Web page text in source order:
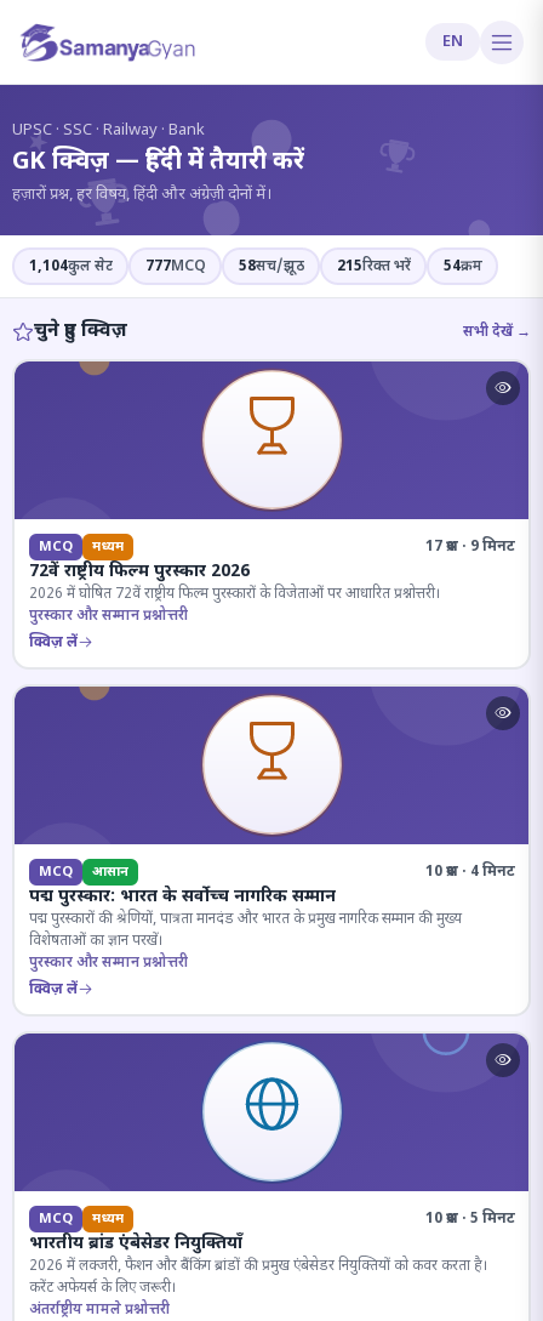
EN
?
UPSC · SSC · Railway · Bank
GK क्विज़ — हिंदी में तैयारी करें
हज़ारों प्रश्न, हर विषय, हिंदी और अंग्रेज़ी दोनों में।
1,104कुल सेट 777MCQ 58सच/झूठ 215रिक्त भरें 54क्रम
चुने हुए क्विज़ सभी देखें →
MCQ मध्यम 17 प्रश्न · 9 मिनट
72वें राष्ट्रीय फिल्म पुरस्कार 2026
2026 में घोषित 72वें राष्ट्रीय फिल्म पुरस्कारों के विजेताओं पर आधारित प्रश्नोत्तरी।
पुरस्कार और सम्मान प्रश्नोत्तरी
क्विज़ लें
MCQ आसान 10 प्रश्न · 4 मिनट
पद्म पुरस्कार: भारत के सर्वोच्च नागरिक सम्मान
पद्म पुरस्कारों की श्रेणियों, पात्रता मानदंड और भारत के प्रमुख नागरिक सम्मान की मुख्य
विशेषताओं का ज्ञान परखें।
पुरस्कार और सम्मान प्रश्नोत्तरी
क्विज़ लें
MCQ मध्यम 10 प्रश्न · 5 मिनट
भारतीय ब्रांड एंबेसेडर नियुक्तियाँ
2026 में लक्जरी, फैशन और बैंकिंग ब्रांडों की प्रमुख एंबेसेडर नियुक्तियों को कवर करता है।
करेंट अफेयर्स के लिए जरूरी।
अंतर्राष्ट्रीय मामले प्रश्नोत्तरी